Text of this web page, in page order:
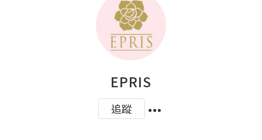
EPRIS
追蹤